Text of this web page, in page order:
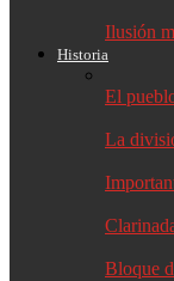
Ilusión
Historia
El
La
Bloque